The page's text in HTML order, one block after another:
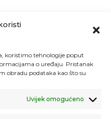
koristimo tehnologije poput
o uređaju. Pristanak
obradu podataka kao što su
Uvijek omogućeno